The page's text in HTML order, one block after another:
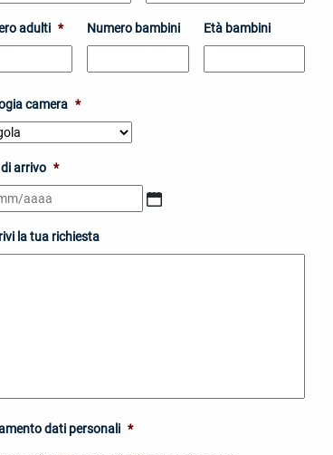
adulti * Numero bambini Età bambini
camera *
arrivo *
GG
slash
la tua richiesta
dati personali *